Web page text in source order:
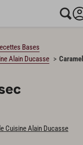
Bases
Alain Ducasse
Cuisine Alain Ducasse